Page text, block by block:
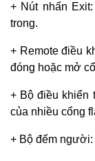
+ Nút nhấn
trong.
+ Remote điều
đóng hoặc mở
+ Bộ điều khiển
của nhiều cổng
+ Bộ đếm